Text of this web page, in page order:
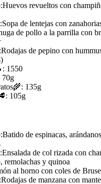
Huevos revueltos con
Sopa de lentejas con
de pollo a la parrilla con
Rodajas de pepino con
1550
70g
🌾: 135g
105g
Batido de espinacas,
Ensalada de col rizada con
remolachas y quinoa
al horno con coles de
Rodajas de manzana con